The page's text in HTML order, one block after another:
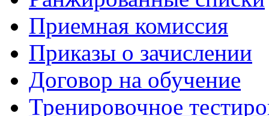
Приемная комиссия
Приказы о зачислении
Договор на обучение
Тренировочное